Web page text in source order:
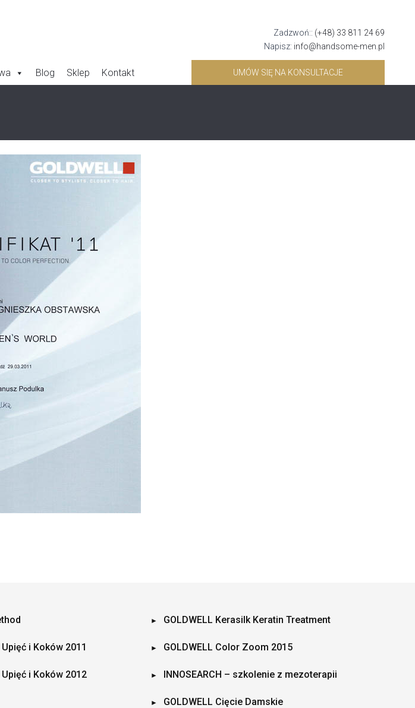
Zadzwoń:: (+48) 33 811 24 69
Napisz: info@handsome-men.pl
Blog Sklep Kontakt UMÓW SIĘ NA KONSULTACJE
GOLDWELL Kerasilk Keratin Treatment
i Koków 2011 GOLDWELL Color Zoom 2015
Upięć i Koków 2012 INNOSEARCH – szkolenie z mezoterapii
GOLDWELL Cięcie Damskie